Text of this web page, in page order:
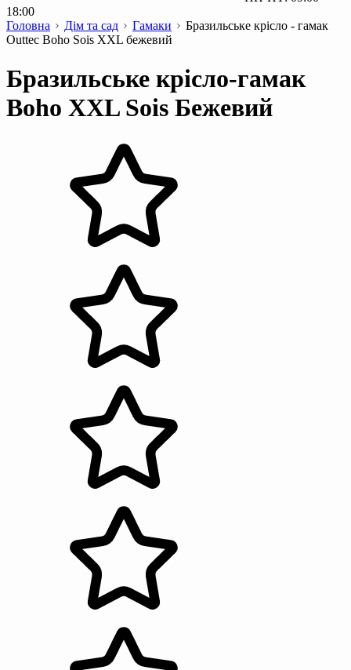
18:00
Головна
Дім та сад Гамаки
Бразильське крісло - гамак
Outtec Boho Sois XXL бежевий
Бразильське крісло-гамак
Boho XXL Sois Бежевий